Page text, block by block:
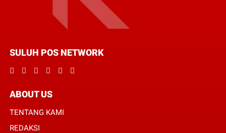
SULUH POS NETWORK
ABOUT US
TENTANG KAMI
REDAKSI